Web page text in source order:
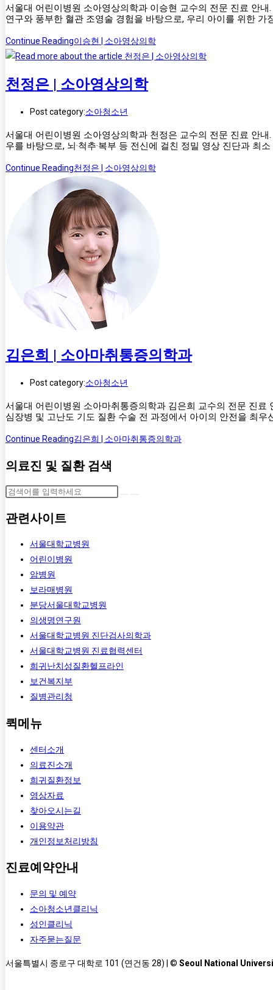
서울대 어린이병원 소아영상의학과 이승현 교수의 전문 진료 안
연구와 풍부한 혈관 조영술 경험을 바탕으로, 우리 아이를 위한
Continue Reading이승현 | 소아영상의학
천정은 | 소아영상의학
Post category:소아청소년
서울대 어린이병원 소아영상의학과 천정은 교수의 전문 진료 안
우를 바탕으로, 뇌·척추·복부 등 전신에 걸친 정밀 영상 진단과 최
Continue Reading천정은 | 소아영상의학
김은희 | 소아마취통증의학과
Post category:소아청소년
서울대 어린이병원 소아마취통증의학과 김은희 교수의 전문 진
심장병 및 고난도 기도 질환 수술 전 과정에서 아이의 안전을 최
Continue Reading김은희 | 소아마취통증의학과
의료진 및 질환 검색
관련사이트
서울대학교병원
어린이병원
암병원
보라매병원
분당서울대학교병원
의생명연구원
서울대학교병원 진단검사의학과
서울대학교병원 진료협력센터
희귀난치성질환헬프라인
보건복지부
질병관리청
퀵메뉴
센터소개
의료진소개
희귀질환정보
영상자료
찾아오시는길
이용약관
개인정보처리방침
진료예약안내
문의 및 예약
소아청소년클리닉
성인클리닉
자주묻는질문
서울특별시 종로구 대학로 101 (연건동 28) | © Seoul National